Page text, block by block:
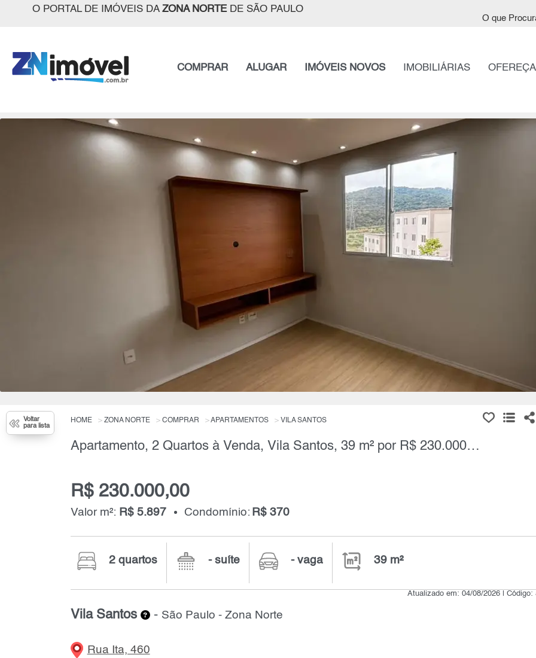
O PORTAL DE IMÓVEIS DA ZONA NORTEDE SÃO PAULO
O que
COMPRAR ALUGAR IMÓVEIS NOVOS IMOBILIÁRIAS
Voltar
para lista
HOME ZONA NORTE COMPRAR APARTAMENTOS VILA SANTOS
Apartamento, 2 Quartos à Venda, Vila Santos, 39 m² por R$ 230.000,00
R$ 230.000,00
Valor m²: R$ 5.897 Condomínio: R$ 370
2 quartos - suíte - vaga 39 m²
Atualizado em: 04/08/2026 | Código:
Vila Santos - São Paulo - Zona Norte
Rua Ita, 460